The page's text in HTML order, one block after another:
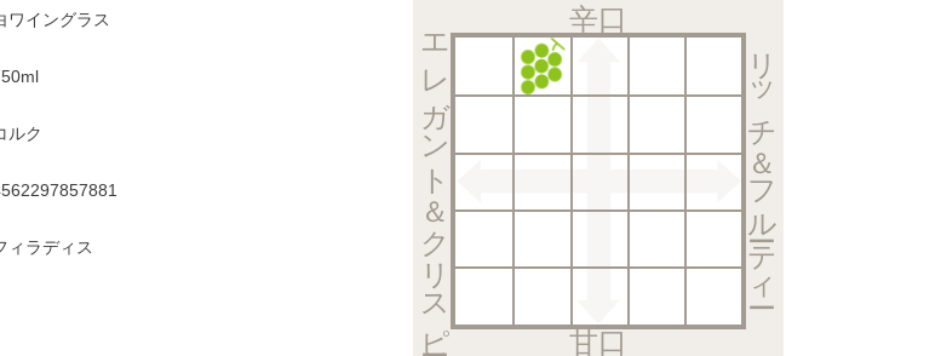
ワイングラス
ルク
ィラディス
辛口
リッチ＆フルーティー
甘口
エレガント＆クリスピー